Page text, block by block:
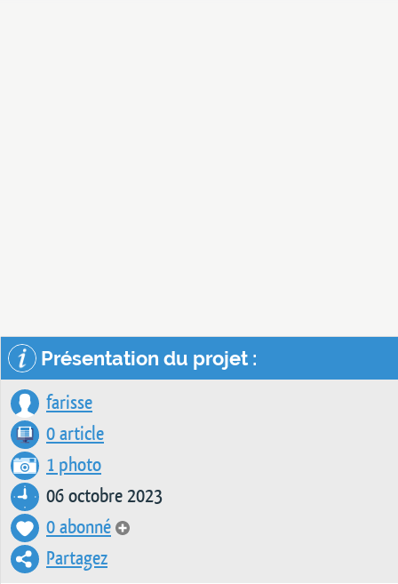
Présentation du projet :
farisse
0 article
1 photo
06 octobre 2023
0 abonné
Partagez